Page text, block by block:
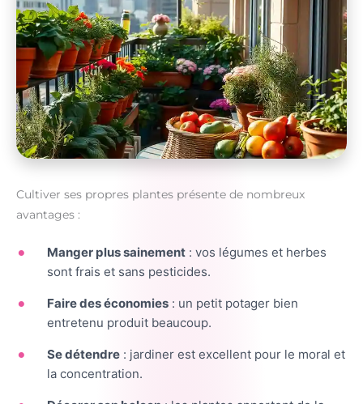
Cultiver ses propres plantes présente de nombreux
avantages :
Manger plus sainement: vos légumes et herbes
sont frais et sans pesticides.
Faire des économies: un petit potager bien
entretenu produit beaucoup.
Se détendre: jardiner est excellent pour le moral et
la concentration.